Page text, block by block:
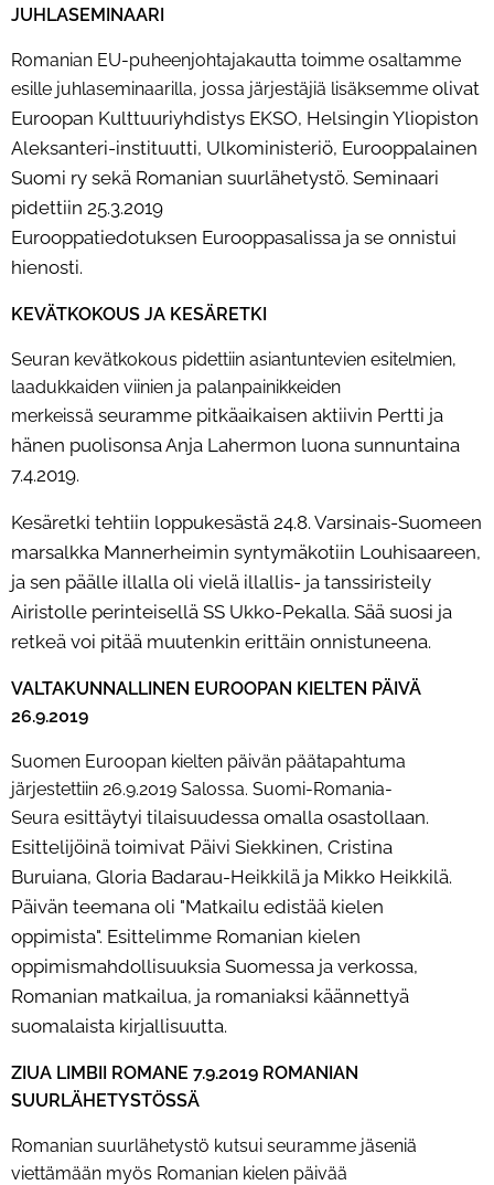
JUHLASEMINAARI
Romanian EU-puheenjohtajakautta toimme osaltamme
esille juhlaseminaarilla, jossa järjestäjiä lisäksemme olivat
Euroopan Kulttuuriyhdistys EKSO, Helsingin Yliopiston
Aleksanteri-instituutti, Ulkoministeriö, Eurooppalainen
Suomi ry sekä Romanian suurlähetystö. Seminaari
pidettiin 25.3.2019
Eurooppatiedotuksen Eurooppasalissa ja se onnistui
hienosti.
KEVÄTKOKOUS JA KESÄRETKI
Seuran kevätkokous pidettiin asiantuntevien esitelmien,
laadukkaiden viinien ja palanpainikkeiden
merkeissä seuramme pitkäaikaisen aktiivin Pertti ja
hänen puolisonsa Anja Lahermon luona sunnuntaina
7.4.2019.
Kesäretki tehtiin loppukesästä 24.8. Varsinais-Suomeen
marsalkka Mannerheimin syntymäkotiin Louhisaareen,
ja sen päälle illalla oli vielä illallis- ja tanssiristeily
Airistolle perinteisellä SS Ukko-Pekalla. Sää suosi ja
retkeä voi pitää muutenkin erittäin onnistuneena.
VALTAKUNNALLINEN EUROOPAN KIELTEN PÄIVÄ
26.9.2019
Suomen Euroopan kielten päivän päätapahtuma
järjestettiin 26.9.2019 Salossa. Suomi-Romania-
Seura esittäytyi tilaisuudessa omalla osastollaan.
Esittelijöinä toimivat Päivi Siekkinen, Cristina
Buruiana, Gloria Badarau-Heikkilä ja Mikko Heikkilä.
Päivän teemana oli "Matkailu edistää kielen
oppimista". Esittelimme Romanian kielen
oppimismahdollisuuksia Suomessa ja verkossa,
Romanian matkailua, ja romaniaksi käännettyä
suomalaista kirjallisuutta.
ZIUA LIMBII ROMANE 7.9.2019 ROMANIAN
SUURLÄHETYSTÖSSÄ
Romanian suurlähetystö kutsui seuramme jäseniä
viettämään myös Romanian kielen päivää